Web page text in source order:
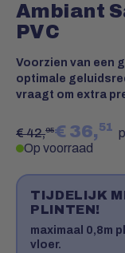
Ambiant
PVC
Voorzien van een
optimale
vraagt om extra
€ 42,95€ 36, 51
Op voorraad
TIJDELIJK
PLINTEN!
maximaal 0,8m
vloer.